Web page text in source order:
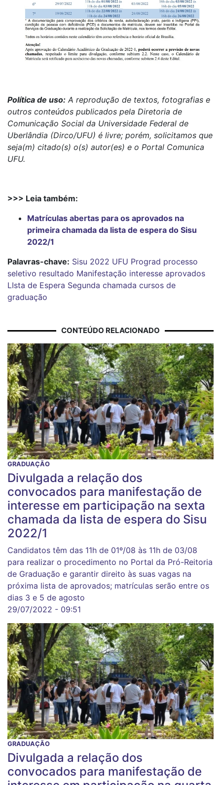
Política de uso: A reprodução de textos, fotografias e
outros conteúdos publicados pela Diretoria de
Comunicação Social da Universidade Federal de
Uberlândia (Dirco/UFU) é livre; porém, solicitamos que
seja(m) citado(s) o(s) autor(es) e o Portal Comunica
UFU.
>>> Leia também:
Matrículas abertas para os aprovados na
primeira chamada da lista de espera do Sisu
2022/1
Palavras-chave: Sisu 2022 UFU Prograd processo
seletivo resultado Manifestação interesse aprovados
LIsta de Espera Segunda chamada cursos de
graduação
CONTEÚDO RELACIONADO
GRADUAÇÃO
Divulgada a relação dos
convocados para manifestação de
interesse em participação na sexta
chamada da lista de espera do Sisu
2022/1
Candidatos têm das 11h de 01º/08 às 11h de 03/08
para realizar o procedimento no Portal da Pró-Reitoria
de Graduação e garantir direito às suas vagas na
próxima lista de aprovados; matrículas serão entre os
dias 3 e 5 de agosto
29/07/2022 - 09:51
GRADUAÇÃO
Divulgada a relação dos
convocados para manifestação de